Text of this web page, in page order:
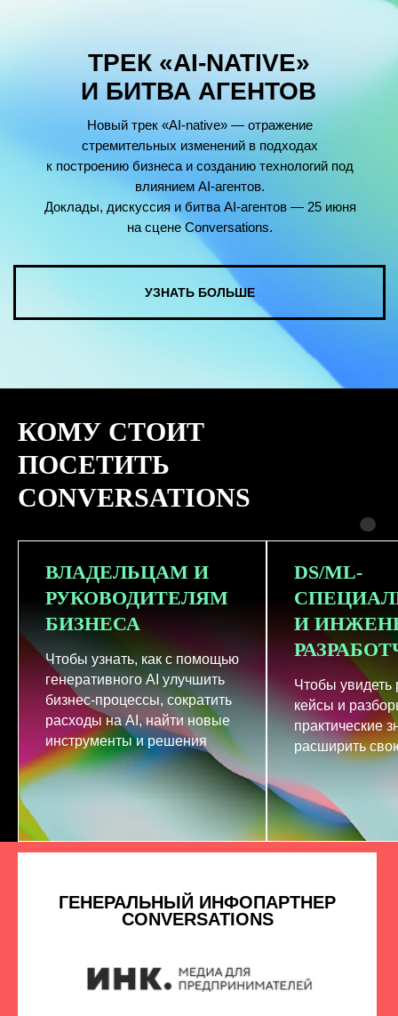
КОМУ СТОИТ
ПОСЕТИТЬ
CONVERSATIONS
ВЛАДЕЛЬЦАМ И
РУКОВОДИТЕЛЯМ
БИЗНЕСА
Чтобы узнать, как с помощью
генеративного AI улучшить
бизнес-процессы, сократить
расходы на AI, найти новые
инструменты и решения
DS/ML-
И
Чтобы увидеть
кейсы и
практические
расширить